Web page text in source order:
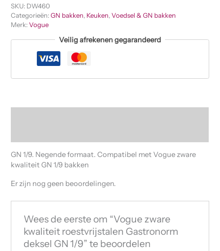
SKU: DW460
Categorieën:GN bakken, Keuken,Voedsel & GN bakken
Merk:Vogue
Veilig afrekenen gegarandeerd
GN 1/9. Negende formaat. Compatibel met Vogue zware
kwaliteit GN 1/9 bakken
Er zijn nog geen beoordelingen.
Wees de eerste om “Vogue zware
kwaliteit roestvrijstalen Gastronorm
deksel GN 1/9” te beoordelen